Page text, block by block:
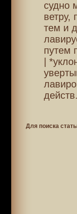
судно
ветру,
тем и
путем
|
Для поиска